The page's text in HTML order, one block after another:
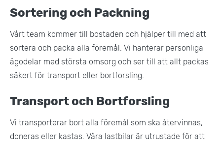
Sortering och Packning
Vårt team kommer till bostaden och hjälper till med att
sortera och packa alla föremål. Vi hanterar personliga
ägodelar med största omsorg och ser till att allt packas
säkert för transport eller bortforsling.
Transport och Bortforsling
Vi transporterar bort alla föremål som ska återvinnas,
doneras eller kastas. Våra lastbilar är utrustade för att